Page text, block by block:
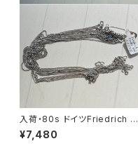
入荷・80s ドイツFriedrich Bi
nder OLD stock ショートチェ
ーン（バラ売り）
¥7,480